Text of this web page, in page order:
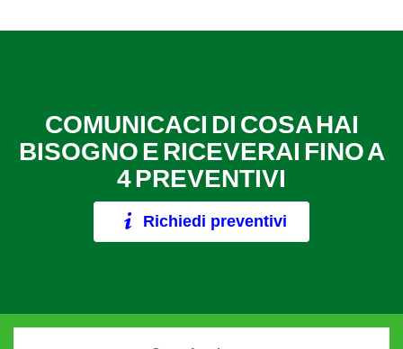
COMUNICACI DI COSA HAI
BISOGNO E RICEVERAI FINO A
4 PREVENTIVI
Richiedi preventivi